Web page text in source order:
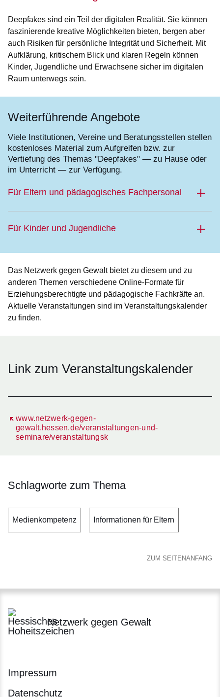
Deepfakes sind ein Teil der digitalen Realität. Sie können
faszinierende kreative Möglichkeiten bieten, bergen aber
auch Risiken für persönliche Integrität und Sicherheit. Mit
Aufklärung, kritischem Blick und klaren Regeln können
Kinder, Jugendliche und Erwachsene sicher im digitalen
Raum unterwegs sein.
Weiterführende Angebote
Viele Institutionen, Vereine und Beratungsstellen stellen
kostenloses Material zum Aufgreifen bzw. zur
Vertiefung des Themas "Deepfakes" — zu Hause oder
im Unterricht — zur Verfügung.
Für Eltern und pädagogisches Fachpersonal
Für Kinder und Jugendliche
Das Netzwerk gegen Gewalt bietet zu diesem und zu
anderen Themen verschiedene Online-Formate für
Erziehungsberechtigte und pädagogische Fachkräfte an.
Aktuelle Veranstaltungen sind im Veranstaltungskalender
zu finden.
Link zum Veranstaltungskalender
www.netzwerk-gegen-
gewalt.hessen.de/veranstaltungen-und-
seminare/veranstaltungsk
Öffnet sich in einem neuen Fenster
Schlagworte zum Thema
Medienkompetenz Informationen für Eltern
ZUM SEITENANFANG
Netzwerk gegen Gewalt
Impressum
Datenschutz